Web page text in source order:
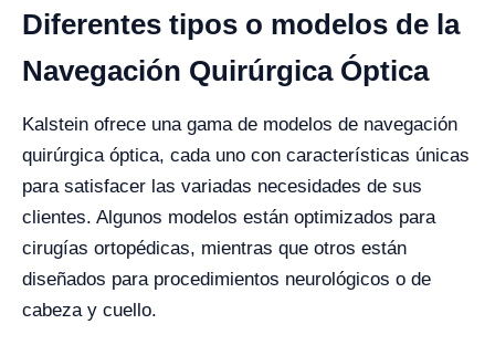
Diferentes tipos o modelos de la
Navegación Quirúrgica Óptica
Kalstein ofrece una gama de modelos de navegación
quirúrgica óptica, cada uno con características únicas
para satisfacer las variadas necesidades de sus
clientes. Algunos modelos están optimizados para
cirugías ortopédicas, mientras que otros están
diseñados para procedimientos neurológicos o de
cabeza y cuello.